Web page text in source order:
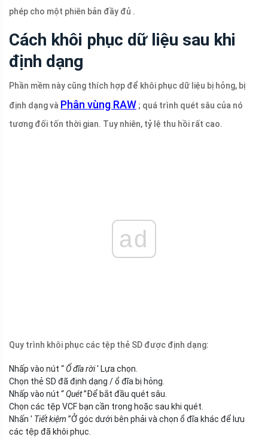
phép cho một phiên bản đầy đủ .
Cách khôi phục dữ liệu sau khi
định dạng
Phần mềm này cũng thích hợp để khôi phục dữ liệu bị hỏng, bị
định dạng và Phân vùng RAW ; quá trình quét sâu của nó
tương đối tốn thời gian. Tuy nhiên, tỷ lệ thu hồi rất cao.
ad
Quy trình khôi phục các tệp thẻ SD được định dạng:
Nhấp vào nút “Ổ đĩa rời' Lựa chọn.
Chọn thẻ SD đã định dạng / ổ đĩa bị hỏng.
Nhấp vào nút “Quét”Để bắt đầu quét sâu.
Chọn các tệp VCF bạn cần trong hoặc sau khi quét.
Nhấn ' Tiết kiệm ”Ở góc dưới bên phải và chọn ổ đĩa khác để lưu
các tệp đã khôi phục.